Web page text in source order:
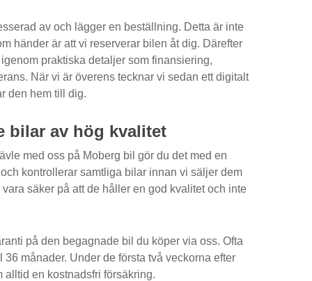
av och lägger en beställning. Detta är inte
händer är att vi reserverar bilen åt dig. Därefter
praktiska detaljer som finansiering,
När vi är överens tecknar vi sedan ett digitalt
den hem till dig.
bilar av hög kvalitet
med oss på Moberg bil gör du det med en
kontrollerar samtliga bilar innan vi säljer dem
säker på att de håller en god kvalitet och inte
på den begagnade bil du köper via oss. Ofta
36 månader. Under de första två veckorna efter
alltid en kostnadsfri försäkring.